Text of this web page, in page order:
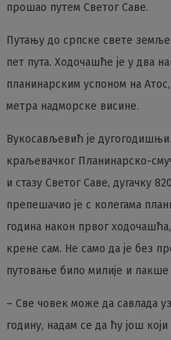
прошао путем Светог Саве.
Путању до српске свете
пет пута. Ходочашће је у два
планинарским успоном на
метра надморске висине.
Вукосављевић је
краљевачког Планинарско-
и стазу Светог Саве, дугачку
препешачио је с колегама
година након првог
крене сам. Не само да је без
путовање било милије и лакше
– Све човек може да савлада
годину, надам се да ћу још